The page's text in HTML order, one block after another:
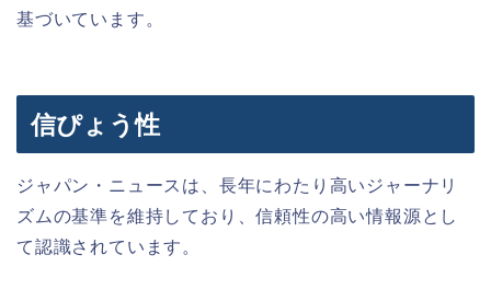
基づいています。
信ぴょう性
ジャパン・ニュースは、長年にわたり高いジャーナリ
ズムの基準を維持しており、信頼性の高い情報源とし
て認識されています。